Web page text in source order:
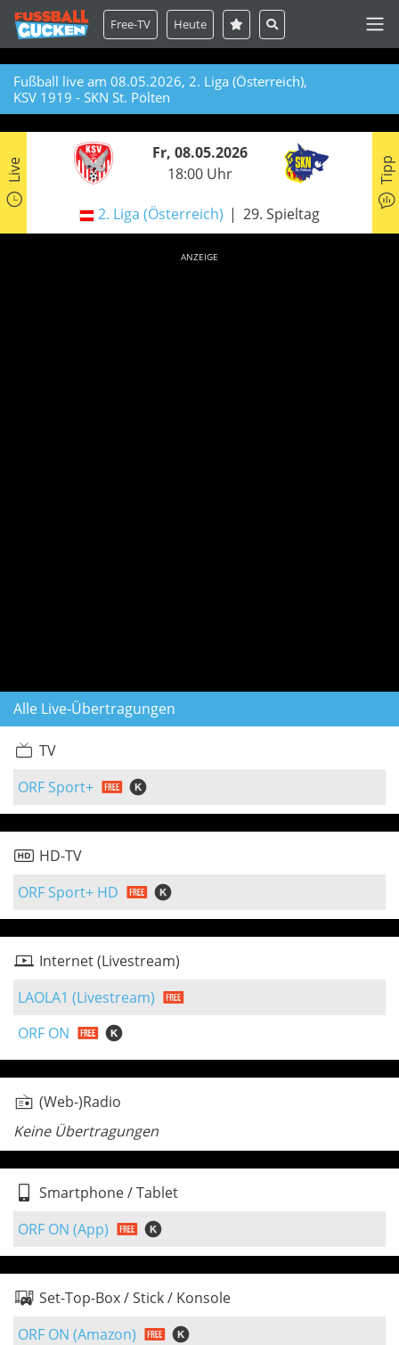
Free-TV Heute
Fußball live am 08.05.2026, 2. Liga (Österreich),
KSV 1919 - SKN St. Pölten
Live
Fr, 08.05.2026
18:00 Uhr
2. Liga (Österreich) 29. Spieltag
Tipp
ANZEIGE
Alle Live-Übertragungen
TV
ORF Sport+
HD-TV
ORF Sport+ HD
Internet (Livestream)
LAOLA1 (Livestream)
ORF ON
(Web-)Radio
Keine Übertragungen
Smartphone / Tablet
ORF ON (App)
Set-Top-Box / Stick / Konsole
ORF ON (Amazon)